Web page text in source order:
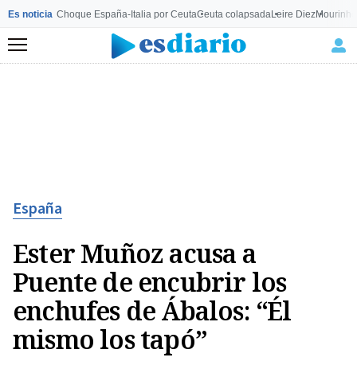
Es noticia Choque España-Italia por CeutaCeuta colapsadaLeire Diez
Menú
España
Ester Muñoz acusa a
Puente de encubrir los
enchufes de Ábalos: “Él
mismo los tapó”